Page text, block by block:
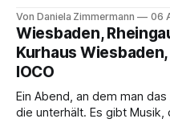
psychologische Tiefe mit
einem spielfreudigen
überzeugenden
Von Daniela Zimmermann 06
Wiesbaden,
Kurhaus
IOCO
Ein Abend, an dem man das Atmen
die unterhält. Es gibt